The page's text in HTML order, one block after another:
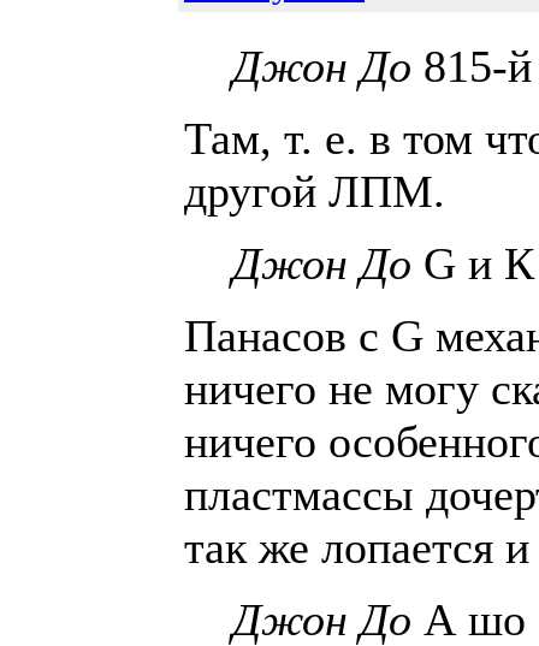
Джон До 815-й
Там, т. е. в том
другой ЛПМ.
Джон До G и К
Панасов с G
ничего не могу
ничего
пластмассы
так же лопается и
Джон До А шо